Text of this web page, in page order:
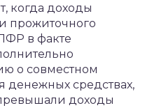
когда доходы
прожиточного
в факте
о совместном
денежных средствах,
доходы